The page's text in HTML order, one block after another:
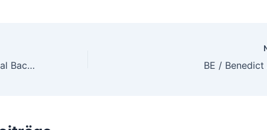
Uncle Deep / PJOTR – Social Background Series / Sojush